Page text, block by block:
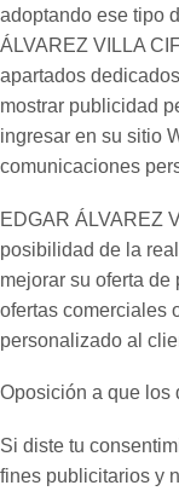
adoptando ese tipo
ÁLVAREZ VILLA
apartados
mostrar publicidad
ingresar en su sitio
comunicaciones
EDGAR ÁLVAREZ
posibilidad de la
mejorar su oferta
ofertas comerciales
personalizado al
Oposición a que los
Si diste tu
fines publicitarios y